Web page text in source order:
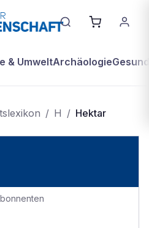
& UmweltArchäologie
/ H / Hektar